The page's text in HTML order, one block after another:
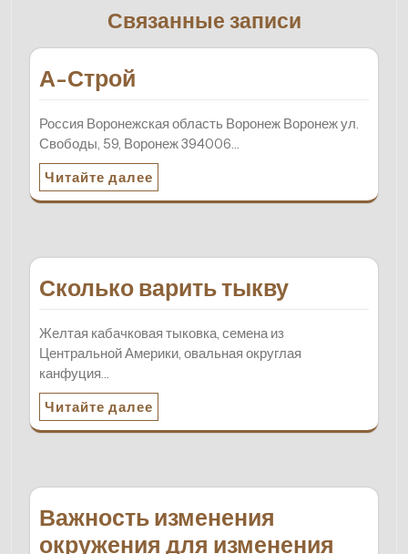
Связанные записи
А-Строй
Россия Воронежская область Воронеж Воронеж ул.
Свободы, 59, Воронеж 394006…
Читайте далее
Сколько варить тыкву
Желтая кабачковая тыковка, семена из
Центральной Америки, овальная округлая
канфуция…
Читайте далее
Важность изменения
окружения для изменения